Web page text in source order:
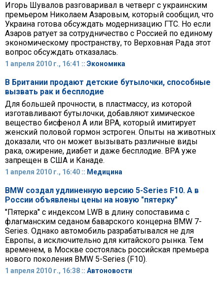
Игорь Шувалов разговаривал в четверг с украинским
премьером Николаем Азаровым, который сообщил, что
Украина готова обсуждать модернизацию ГТС. Но если
Азаров ратует за сотрудничество с Россией по единому
экономическому пространству, то Верховная Рада этот
вопрос обсуждать отказалась.
1 апреля 2010 г., 16:41 :: Экономика
В Британии продают детские бутылочки, способные
вызвать рак и бесплодие
Для большей прочности, в пластмассу, из которой
изготавливают бутылочки, добавляют химическое
вещество бисфенол А или BPA, который имитирует
женский половой гормон эстроген. Опыты на животных
доказали, что он может вызывать различные виды
рака, ожирение, диабет и даже бесплодие. BPA уже
запрещен в США и Канаде.
1 апреля 2010 г., 16:40 :: Медицина
BMW создал удлиненную версию 5-Series F10. А в
России объявлены цены на новую "пятерку"
"Пятерка" с индексом LWB в длину сопоставима с
флагманским седаном баварского концерна BMW 7-
Series. Однако автомобиль разрабатывался не для
Европы, а исключительно для китайского рынка. Тем
временем, в Москве состоялась российская премьера
нового поколения BMW 5-Series (F10).
1 апреля 2010 г., 16:38 :: Автоновости